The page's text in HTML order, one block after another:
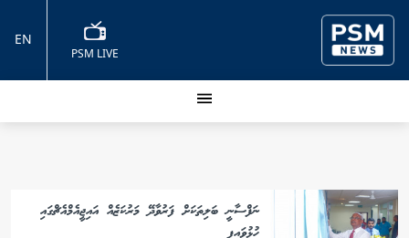
PSM LIVE
EN
ނަފްސާނީ ބަލިތަކަށް ފަރުވާދޭ މަރުކަޒެއް އައިޖީއެމްއެޗްގައި
ހުޅުވައިފި